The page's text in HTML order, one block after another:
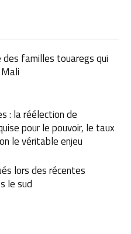
des familles touaregs qui
: la réélection de
pour le pouvoir, le taux
le véritable enjeu
lors des récentes
le sud